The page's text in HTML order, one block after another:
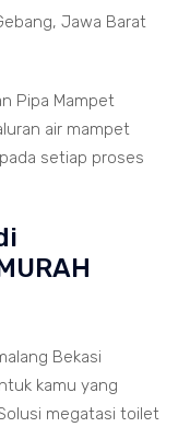
Jawa Barat
Pipa Mampet
air mampet
setiap proses
Bekasi
kamu yang
megatasi toilet